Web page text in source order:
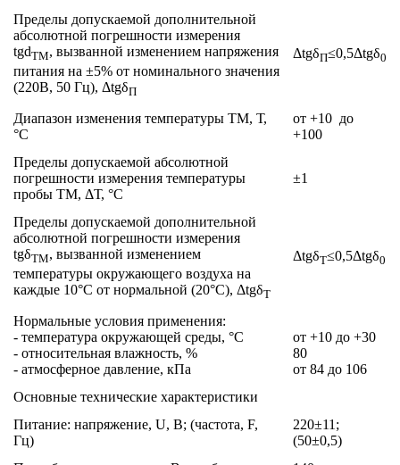
Пределы допускаемой дополнительной
абсолютной погрешности измерения
tgdТМ, вызванной изменением напряжения
питания на ±5% от номинального значения
(220В, 50 Гц), ΔtgδП
ΔtgδП≤0,5Δtgδ0
Диапазон изменения температуры ТМ, Т,
°C
от +10 до
+100
Пределы допускаемой абсолютной
погрешности измерения температуры
пробы ТМ, ΔТ, °C
±1
Пределы допускаемой дополнительной
абсолютной погрешности измерения
tgδТМ, вызванной изменением
температуры окружающего воздуха на
каждые 10°С от нормальной (20°С), ΔtgδТ
ΔtgδТ≤0,5Δtgδ0
Нормальные условия применения:
- температура окружающей среды, °C
- относительная влажность, %
- атмосферное давление, кПа
от +10 до +30
80
от 84 до 106
Основные технические характеристики
Питание: напряжение, U, В; (частота, F,
Гц)
220±11;
(50±0,5)